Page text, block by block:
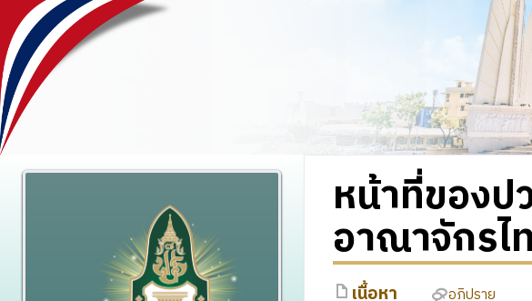
หน้าที่ของป
อาณาจักร
เนื้อหา อภิปราย